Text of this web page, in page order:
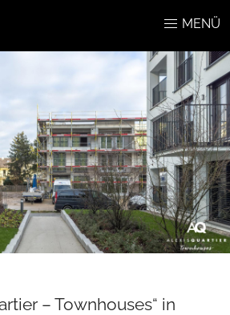
MENÜ
– Townhouses“ in